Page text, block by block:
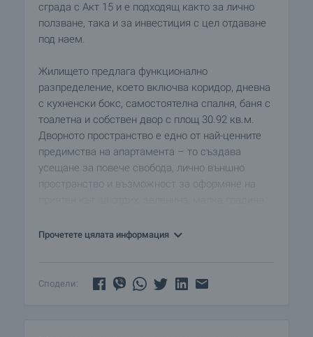
сграда с Акт 15 и е подходящ както за лично
ползване, така и за инвестиция с цел отдаване
под наем.
Жилището предлага функционално
разпределение, което включва коридор, дневна
с кухненски бокс, самостоятелна спалня, баня с
тоалетна и собствен двор с площ 30.92 кв.м.
Дворното пространство е едно от най-ценните
предимства на апартамента – то създава
усещане за повече свобода, лично външно
пространство и възможност за оформяне на
усещане от стандартното градско жилище.
Прочетете цялата информация
Сподели: